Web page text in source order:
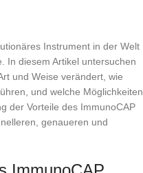
Instrument in der Welt
In diesem Artikel untersuchen
und Weise verändert, wie
und welche Möglichkeiten
der Vorteile des ImmunoCAP
genaueren und